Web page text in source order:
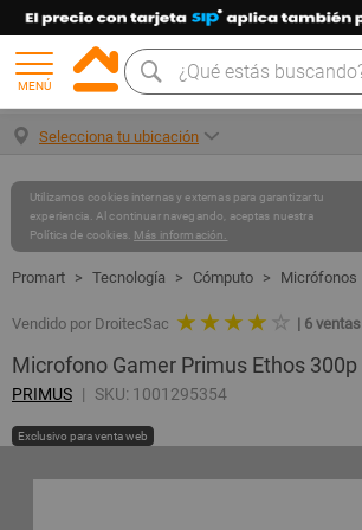
MENÚ
Selecciona tu ubicación
Utilizamos cookies internas y externas para garantizar tu
experiencia. Al continuar navegando, aceptas nuestra
Política de cookies. Más información.
Tecnología Cómputo Micrófonos
Vendido por DroitecSac ★ ★ ★ ★ ☆ | 6 ventas
Microfono Gamer Primus Ethos 300p
PRIMUS SKU: 1001295354
Exclusivo para venta web